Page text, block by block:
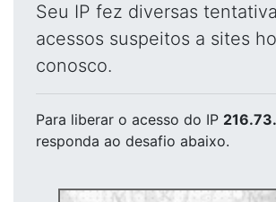
Seu IP fez diversas
acessos suspeitos a sites
conosco.
Para liberar o acesso do IP
responda ao desafio abaixo.